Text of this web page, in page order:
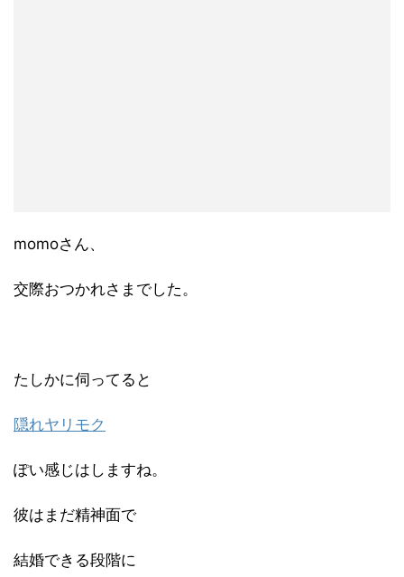
momoさん、
交際おつかれさまでした。
たしかに伺ってると
隠れヤリモク
ぽい感じはしますね。
彼はまだ精神面で
結婚できる段階に